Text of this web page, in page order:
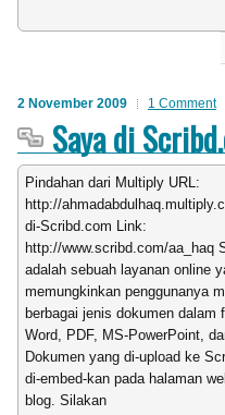
2 November 2009 1 Comment
Saya di
Pindahan dari Multiply URL:
http://
di-Scribd.com Link:
http://www.scribd.com/aa_haq
adalah sebuah layanan online
memungkinkan penggunanya
berbagai jenis dokumen dalam
Word, PDF, MS-PowerPoint,
Dokumen yang di-upload ke
di-embed-kan pada halaman
blog. Silakan